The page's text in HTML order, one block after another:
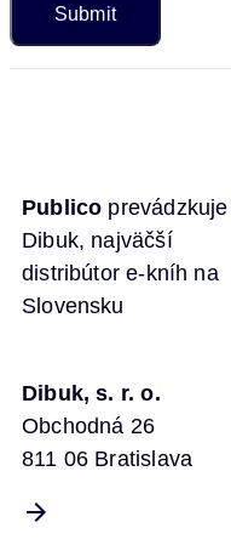
Publico prevádzkuje
Dibuk, najväčší
distribútor e-kníh na
Slovensku
Dibuk, s. r. o.
Obchodná 26
811 06 Bratislava